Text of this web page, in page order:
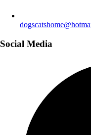
Social Media